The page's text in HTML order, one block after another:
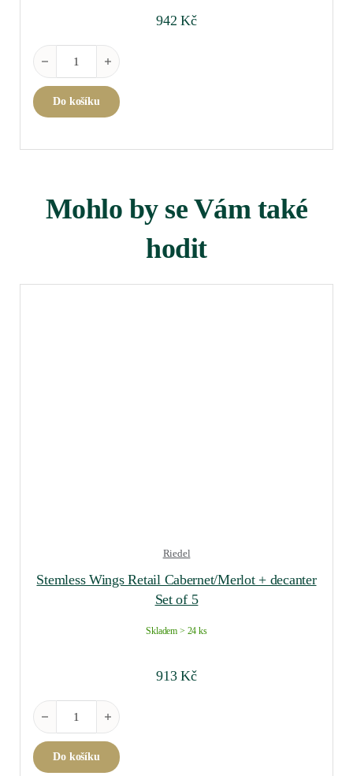
942Kč
Berncasteler Doctor Riesling Kabinett 2020 0,75 l množství
Do košíku
Mohlo by se Vám také
hodit
Riedel
Stemless Wings Retail Cabernet/Merlot + decanter
Set of 5
Skladem > 24 ks
913Kč
Stemless Wings Retail Cabernet/Merlot + decanter Set of 5
Do košíku